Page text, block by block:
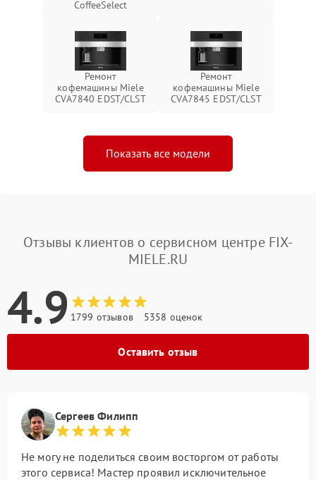
CoffeeSelect
Ремонт
кофемашины Miele
CVA7840 EDST/CLST
Ремонт
кофемашины Miele
CVA7845 EDST/CLST
Показать все модели
Отзывы клиентов о сервисном центре FIX-
MIELE.RU
4.9 1799 отзывов 5358 оценок
Оставить отзыв
Сергеев Филипп
Не могу не поделиться своим восторгом от работы
этого сервиса! Мастер проявил исключительное